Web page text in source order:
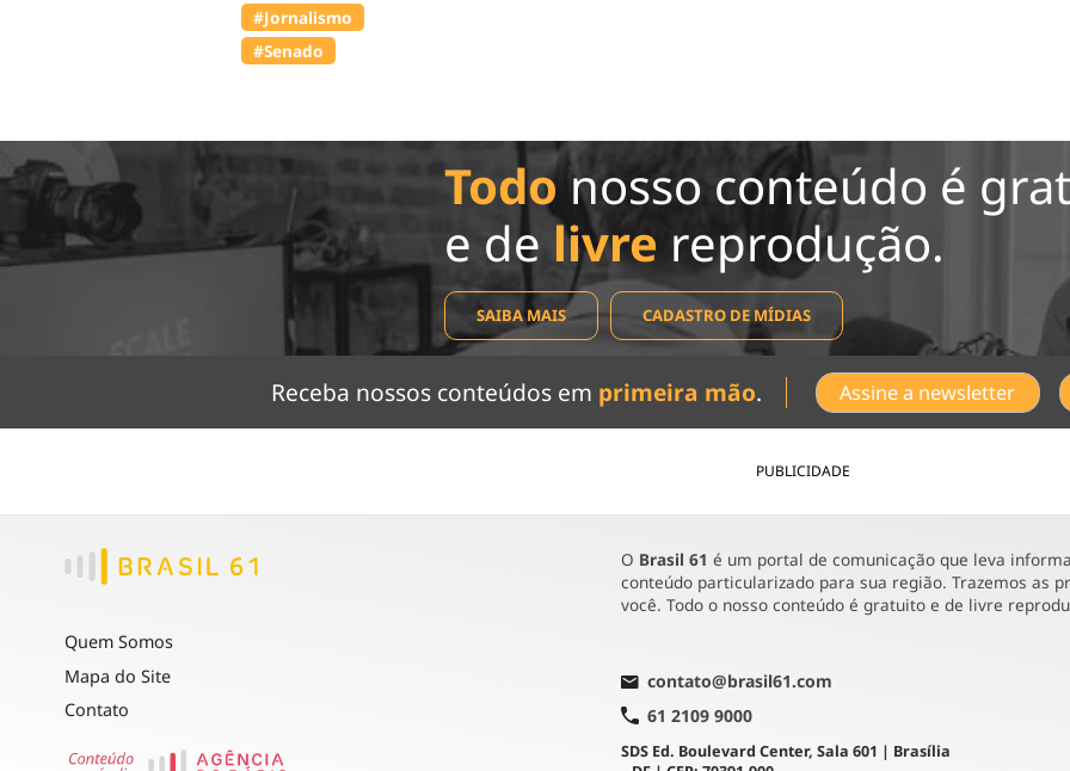
#Jornalismo
#Senado
Todonosso conteúdo é
e de livre reprodução.
SAIBA MAIS CADASTRO DE MÍDIAS
Receba nossos conteúdos em primeira mão. Assine a newsletter
PUBLICIDADE
Quem Somos
Mapa do Site
Contato
O Brasil 61 é um portal de comunicação que leva
conteúdo particularizado para sua região. Trazemos as
você. Todo o nosso conteúdo é gratuito e de livre
contato@brasil61.com
61 2109 9000
SDS Ed. Boulevard Center, Sala 601 | Brasília